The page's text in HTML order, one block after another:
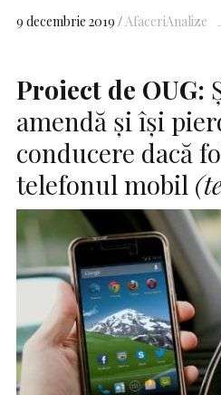
9 decembrie 2019 AfaceriAnalize
Proiect de OUG:
amendă şi își
conducere dacă
telefonul mobil